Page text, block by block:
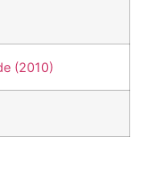
(2010)